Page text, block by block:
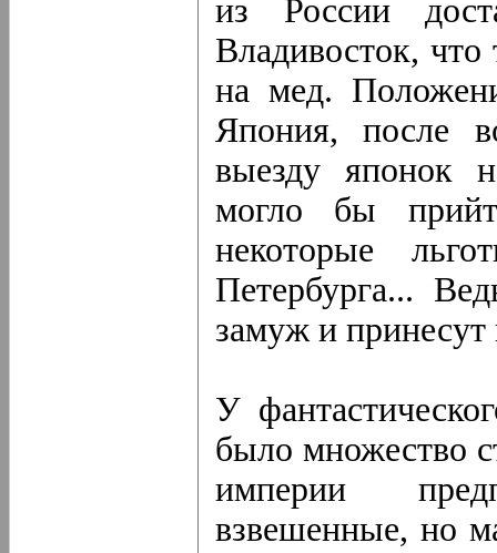
из России
Владивосток,
на мед.
Япония, после
выезду японок
могло бы
некоторые
Петербурга...
замуж и
У
было множество
империи
взвешенные, но